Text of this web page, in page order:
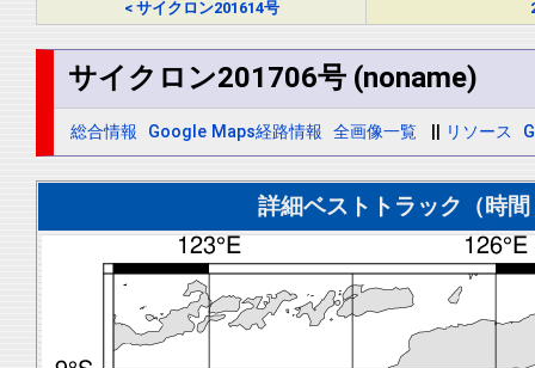
< サイクロン201614号
サイクロン201706号 (noname)
総合情報 Google Maps経路情報 全画像一覧 リソース
詳細ベストトラック（時